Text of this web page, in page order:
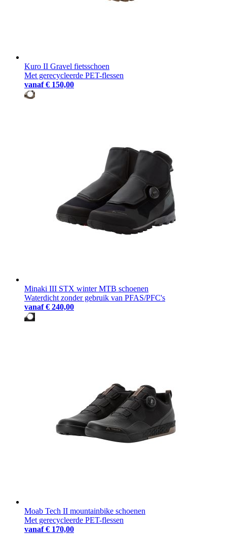
Kuro II Gravel fietsschoen
Met gerecycleerde PET-flessen
vanaf € 150,00
Minaki III STX winter MTB schoenen
Waterdicht zonder gebruik van PFAS/PFC's
vanaf € 240,00
Moab Tech II mountainbike schoenen
Met gerecycleerde PET-flessen
vanaf € 170,00